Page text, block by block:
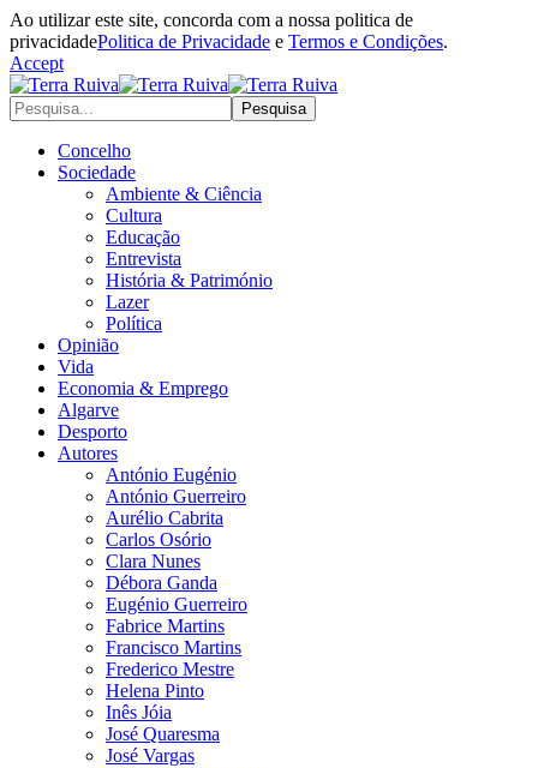
Ao utilizar este site, concorda com a nossa politica de
privacidadePolitica de Privacidade e Termos e Condições.
Accept
Concelho
Sociedade
Ambiente & Ciência
Cultura
Educação
Entrevista
História & Património
Lazer
Política
Opinião
Vida
Economia & Emprego
Algarve
Desporto
Autores
António Eugénio
António Guerreiro
Aurélio Cabrita
Carlos Osório
Clara Nunes
Débora Ganda
Eugénio Guerreiro
Fabrice Martins
Francisco Martins
Frederico Mestre
Helena Pinto
Inês Jóia
José Quaresma
José Vargas